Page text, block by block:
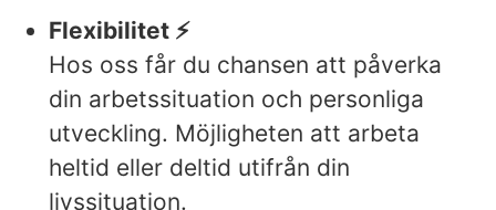
Flexibilitet ⚡️
Hos oss får du chansen att påverka
din arbetssituation och personliga
utveckling. Möjligheten att arbeta
heltid eller deltid utifrån din
livssituation.